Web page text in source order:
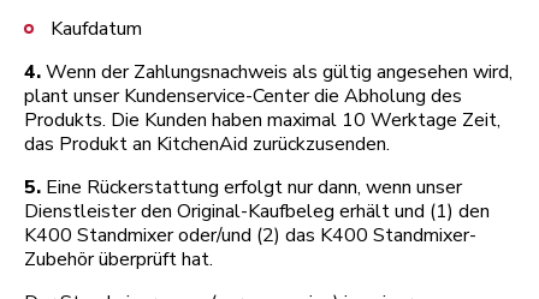
Kaufdatum
4.Wenn der Zahlungsnachweis als gültig angesehen wird,
plant unser Kundenservice-Center die Abholung des
Produkts. Die Kunden haben maximal 10 Werktage Zeit,
das Produkt an KitchenAid zurückzusenden.
5. Eine Rückerstattung erfolgt nur dann, wenn unser
Dienstleister den Original-Kaufbeleg erhält und (1) den
K400 Standmixer oder/und (2) das K400 Standmixer-
Zubehör überprüft hat.